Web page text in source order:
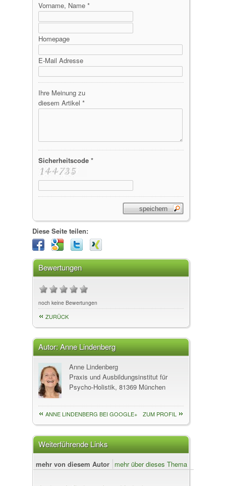
Vorname, Name *
Homepage
E-Mail Adresse
Ihre Meinung zu
diesem Artikel *
Sicherheitscode *
Diese Seite teilen:
Bewertungen
noch keine Bewertungen
ZURÜCK
Autor:Anne Lindenberg
Anne Lindenberg
Praxis und Ausbildungsinstitut für
Psycho-Holistik, 81369 München
ANNE LINDENBERG BEI GOOGLE+ ZUM PROFIL
Weiterführende Links
mehr von diesem Autor mehr über dieses Thema